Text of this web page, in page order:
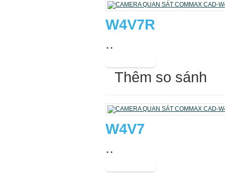
W4V7R
..
Thêm so sánh
W4V7
..